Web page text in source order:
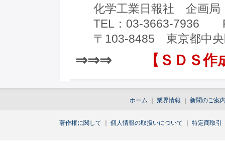
化学工業日報社 企画局（
TEL：03-3663-7936
〒103-8485 東京都中央
⇒⇒⇒ 【ＳＤＳ作成
ホーム 業界情報 新聞のご案
著作権に関して 個人情報の取扱いについて 特定商取引